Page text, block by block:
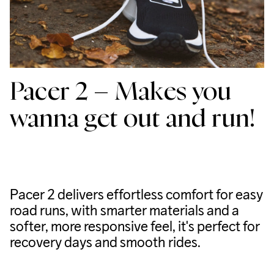
Pacer 2 – Makes you
wanna get out and run!
Pacer 2 delivers effortless comfort for easy
road runs, with smarter materials and a
softer, more responsive feel, it's perfect for
recovery days and smooth rides.